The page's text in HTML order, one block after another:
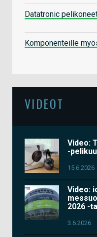
Datatronic
Komponenteille
VIDEOT
Video:
-
15.6.2026
Video:
2026 -
3.6.2026